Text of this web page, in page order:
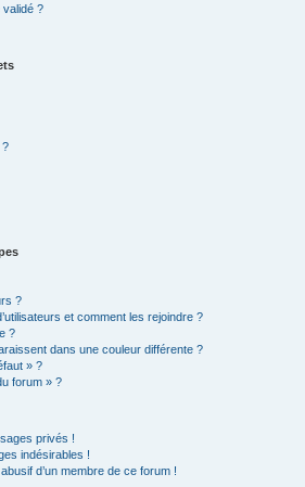
validé ?
?
?
et comment les rejoindre ?
?
dans une couleur différente ?
» ?
forum » ?
privés !
indésirables !
d’un membre de ce forum !